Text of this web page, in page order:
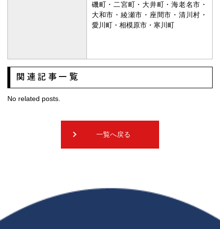
磯町・二宮町・大井町・海老名市・
大和市・綾瀬市・座間市・清川村・
愛川町・相模原市・寒川町
関連記事一覧
No related posts.
一覧へ戻る